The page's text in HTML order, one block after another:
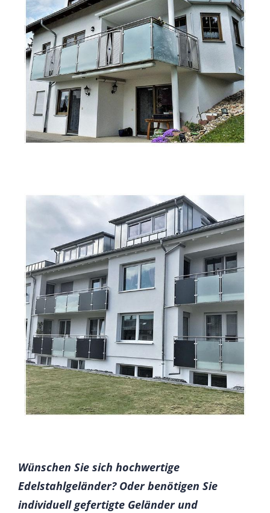
Wünschen Sie sich hochwertige
Edelstahlgeländer? Oder benötigen Sie
individuell gefertigte Geländer und